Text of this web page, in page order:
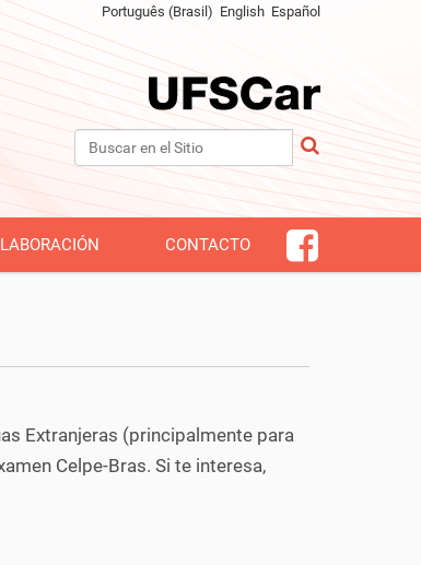
Buscar
Búsqueda Avanzada…
Português (Brasil) English Español
CONTACTO
Extranjeras (principalmente para
Celpe-Bras. Si te interesa,